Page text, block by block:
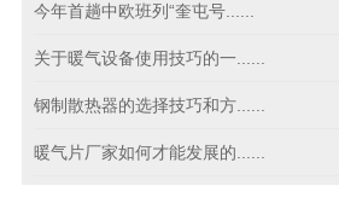
今年首趟中欧班列“奎屯号......
关于暖气设备使用技巧的一......
钢制散热器的选择技巧和方......
暖气片厂家如何才能发展的......